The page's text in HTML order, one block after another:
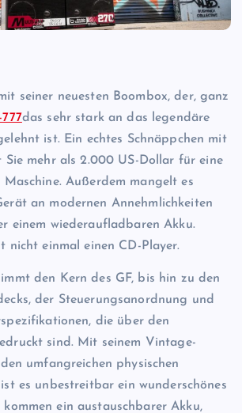
seiner neuesten Boombox, der, ganz
777das sehr stark an das legendäre
ist. Ein echtes Schnäppchen mit
Sie mehr als 2.000 US-Dollar für eine
Außerdem mangelt es
an modernen Annehmlichkeiten
einem wiederaufladbaren Akku.
nicht einmal einen CD-Player.
den Kern des GF, bis hin zu den
der Steuerungsanordnung und
die über den
sind. Mit seinem Vintage-
umfangreichen physischen
es unbestreitbar ein wunderschönes
ein austauschbarer Akku,